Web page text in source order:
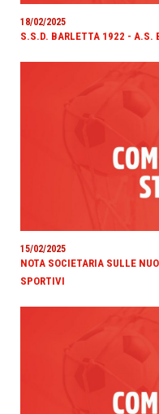
18/02/2025
S.S.D. BARLETTA 1922 - A.S.
15/02/2025
NOTA SOCIETARIA SULLE
SPORTIVI